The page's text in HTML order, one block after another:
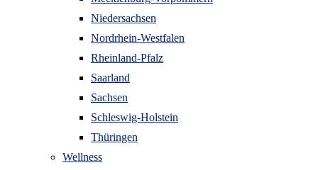
Niedersachsen
Nordrhein-Westfalen
Rheinland-Pfalz
Saarland
Sachsen
Schleswig-Holstein
Thüringen
Wellness